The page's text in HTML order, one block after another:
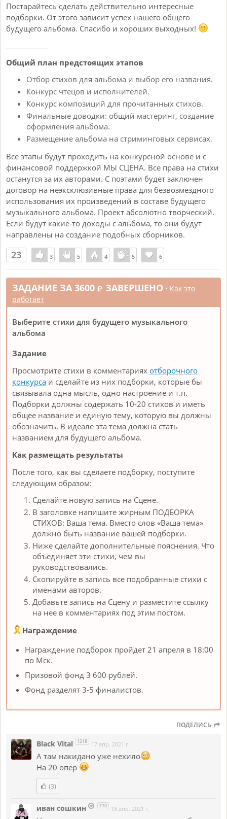
Постарайтесь сделать действительно интересные
подборки. От этого зависит успех нашего общего
будущего альбома. Спасибо и хороших выходных!
Общий план предстоящих этапов
Отбор стихов для альбома и выбор его названия.
Конкурс чтецов и исполнителей.
Конкурс композиций для прочитанных стихов.
Финальные доводки: общий мастеринг, создание
оформления альбома.
Размещение альбома на стриминговых сервисах.
Все этапы будут проходить на конкурсной основе и с
финансовой поддержкой МЫ СЦЕНА. Все права на стихи
останутся за их авторами. С поэтами будет заключен
договор на неэксклюзивные права для безвозмездного
использования их произведений в составе будущего
музыкального альбома. Проект абсолютно творческий.
Если будут какие-то доходы с альбома, то они будут
направлены на создание подобных сборников.
23 3
3 5
5 4
4 5
5 6
6
ЗАДАНИЕ ЗА 3600 ЗАВЕРШЕНО • Как это
работает
Выберите стихи для будущего музыкального
альбома
Задание
Просмотрите стихи в комментариях отборочного
конкурса и сделайте из них подборки, которые бы
связывала одна мысль, одно настроение и т.п.
Подборки должны содержать 10-20 стихов и иметь
общее название и единую тему, которую вы должны
обозначить. В идеале эта тема должна стать
названием для будущего альбома.
Как размещать результаты
После того, как вы сделаете подборку, поступите
следующим образом:
Сделайте новую запись на Сцене.
В заголовке напишите жирным ПОДБОРКА
СТИХОВ: Ваша тема. Вместо слов «Ваша тема»
должно быть название вашей подборки.
Ниже сделайте дополнительные пояснения. Что
объединяет эти стихи, чем вы
руководствовались.
Скопируйте в запись все подобранные стихи с
именами авторов.
Добавьте запись на Сцену и разместите ссылку
на нее в комментариях под этим постом.
Награждение
Награждение подборок пройдет 21 апреля в 18:00
по Мск.
Призовой фонд 3 600 рублей.
Фонд разделят 3-5 финалистов.
ПОДЕЛИСЬ
Black Vital 1218 17 апр. 2021 г.
А там накидано уже нехило
На 20 опер
(3)
иван сошкин 110 18 апр. 2021 г.